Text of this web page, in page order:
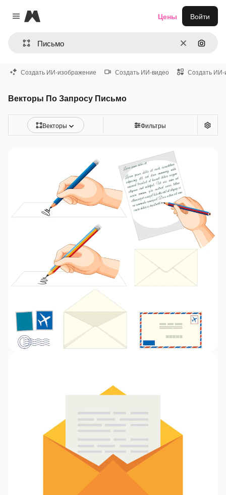
Close menu
Magnific
ОчиститьПоиск
Цены Войти
Создать ИИ-изображение Создать ИИ-видео Создать ИИ-
Векторы По Запросу Письмо
Векторы Фильтры